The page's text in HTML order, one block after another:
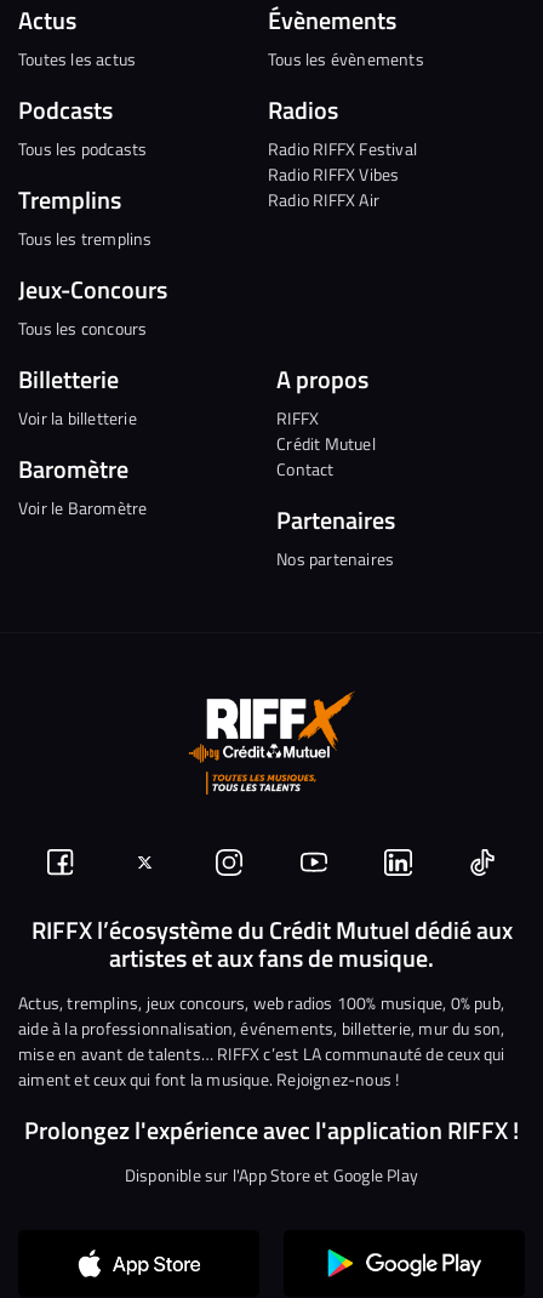
Actus
Toutes les actus
Podcasts
Tous les podcasts
Tremplins
Tous les tremplins
Jeux-Concours
Tous les concours
Évènements
Tous les évènements
Radios
Radio RIFFX Festival
Radio RIFFX Vibes
Radio RIFFX Air
Billetterie
Voir la billetterie
Baromètre
Voir le Baromètre
A propos
RIFFX
Crédit Mutuel
Contact
Partenaires
Nos partenaires
Suivez-
nous
Facebook
Suivez-
nous
sur
Twitter
Nous
rejoindre
sur
Instagram
Nous
rejoindre
sur
YouTube
Nous
rejoindre
sur
Linkedin
Nous
RIFFX l’écosystème du Crédit Mutuel dédié aux
artistes et aux fans de musique.
Actus, tremplins, jeux concours, web radios 100% musique, 0% pub,
aide à la professionnalisation, événements, billetterie, mur du son,
mise en avant de talents… RIFFX c’est LA communauté de ceux qui
aiment et ceux qui font la musique. Rejoignez-nous !
Prolongez l'expérience avec l'application RIFFX !
Disponible sur l'App Store et Google Play